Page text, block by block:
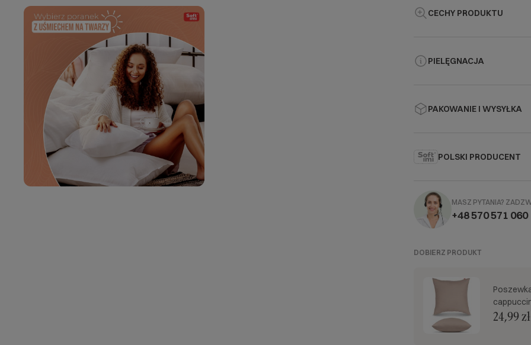
CECHY PRODUKTU
PIELĘGNACJA
PAKOWANIE I WYSYŁKA
POLSKI PRODUCENT
MASZ PYTANIA?
+48 570 571 060
DOBIERZ PRODUKT
24,99 zł